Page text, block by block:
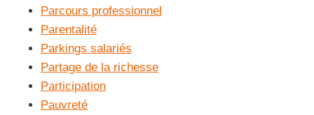
Parcours professionnel
Parentalité
Parkings salariés
Partage de la richesse
Participation
Pauvreté